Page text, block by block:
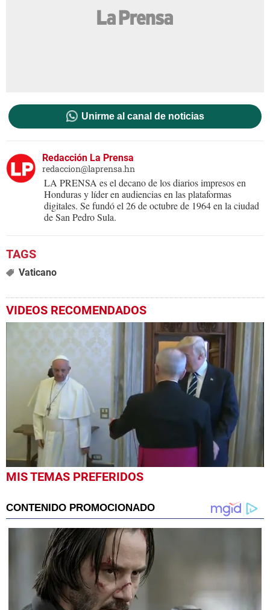
Unirme al canal de noticias
Redacción La Prensa
redaccion@laprensa.hn
LA PRENSA es el decano de los diarios impresos en
Honduras y líder en audiencias en las plataformas
digitales. Se fundó el 26 de octubre de 1964 en la ciudad
de San Pedro Sula.
Vaticano
VIDEOS RECOMENDADOS
0
seconds
minute,
21
seconds
MIS TEMAS PREFERIDOS